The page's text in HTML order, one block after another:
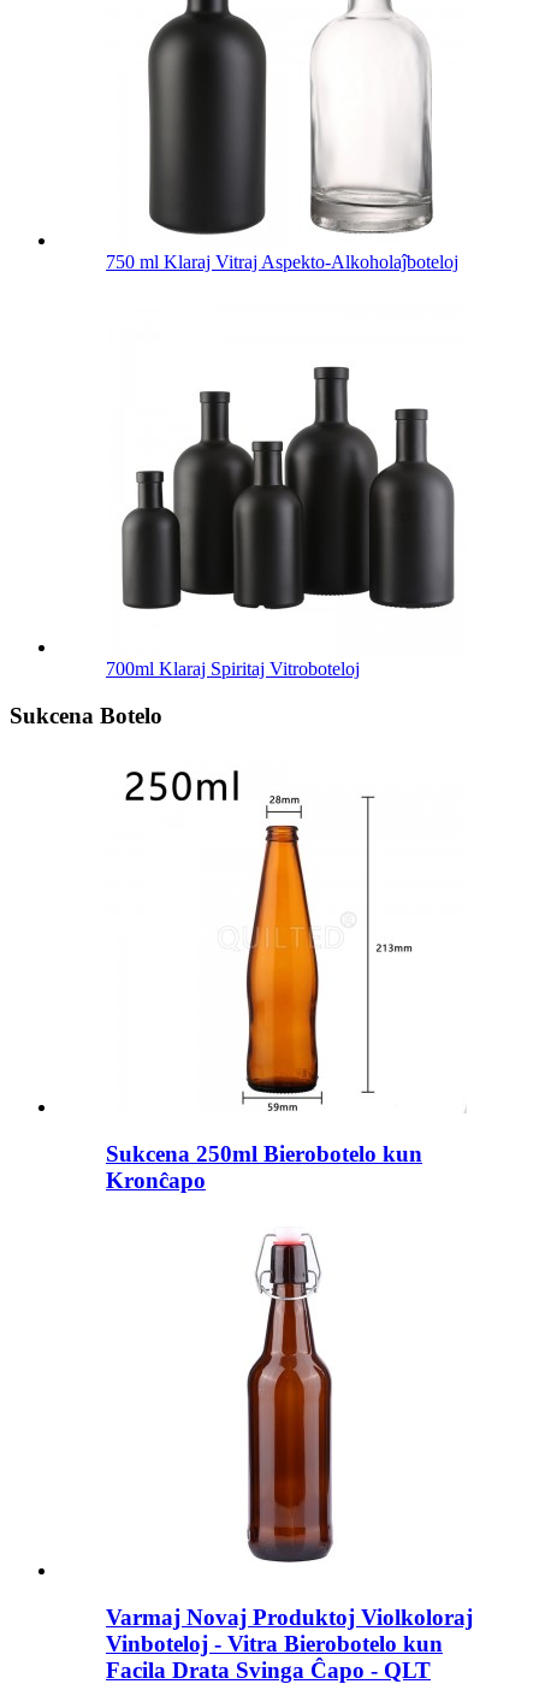
750 ml Klaraj Vitraj Aspekto-Alkoholaĵboteloj
700ml Klaraj Spiritaj Vitroboteloj
Sukcena Botelo
Sukcena 250ml Bierobotelo kun
Kronĉapo
Varmaj Novaj Produktoj Violkoloraj
Vinboteloj - Vitra Bierobotelo kun
Facila Drata Svinga Ĉapo - QLT